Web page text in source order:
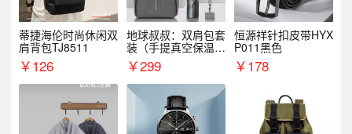
蒂捷海伦时尚休闲双
肩背包TJ8511
￥126
地球叔叔：双肩包套
装（手提真空保温杯
+手机挂绳）
￥299
恒源祥针扣皮带HYX
P011黑色
￥178